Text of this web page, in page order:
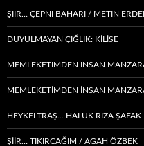
ŞİİR… ÇEPNI BAHARI / METİN
DUYULMAYAN ÇIĞLIK: KİLİSE
MEMLEKETIMDEN INSAN
MEMLEKETIMDEN INSAN
HEYKELTRAŞ… HALUK RIZA ŞAFAK
ŞIIR… TIKIRCAĞIM / AGAH ÖZBEK